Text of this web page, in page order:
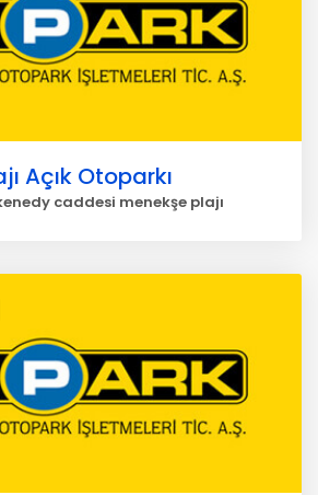
Açık Otoparkı
caddesi menekşe plajı